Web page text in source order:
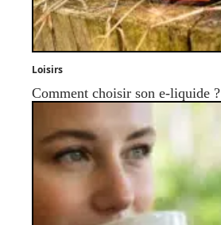
Loisirs
Comment choisir son e-liquide ?